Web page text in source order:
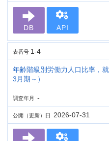
DB API
表番号 1-4
年齢階級別労働力人口比率，
3月期～）
調査年月 -
公開（更新）日 2026-07-31